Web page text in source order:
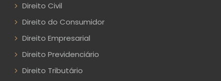
Direito Civil
Direito do Consumidor
Direito Empresarial
Direito Previdenciário
Direito Tributário